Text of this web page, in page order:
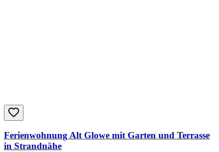
Ferienwohnung Alt Glowe mit Garten und Terrasse
in Strandnähe